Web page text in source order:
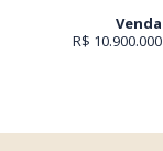
Venda
R$ 10.900.000